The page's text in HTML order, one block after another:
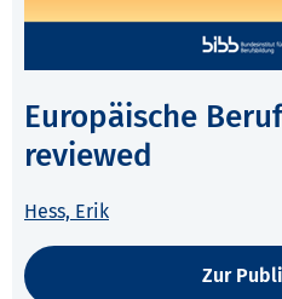
Europäische
reviewed
Hess, Erik
Zur